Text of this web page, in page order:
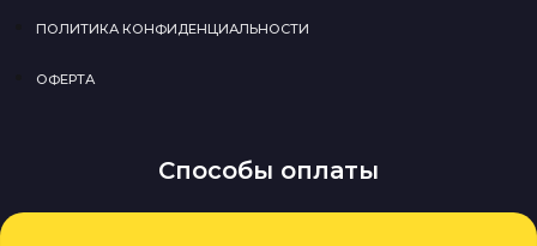
ПОЛИТИКА КОНФИДЕНЦИАЛЬНОСТИ
ОФЕРТА
Способы оплаты